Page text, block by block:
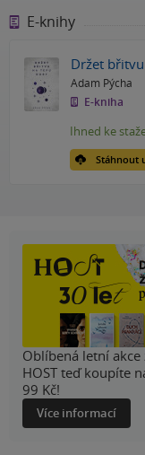
E-knihy
Držet
Adam Pýcha
E-kniha
Stáhnout
Ihned ke
Oblíbená letní
HOST teď koupíte
99 Kč!
Více informací